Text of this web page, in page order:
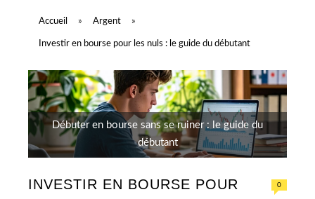
s
Accueil » Argent »
Investir en bourse pour les nuls : le guide du débutant
Débuter en bourse sans se ruiner : le guide du
débutant
INVESTIR EN BOURSE POUR
0